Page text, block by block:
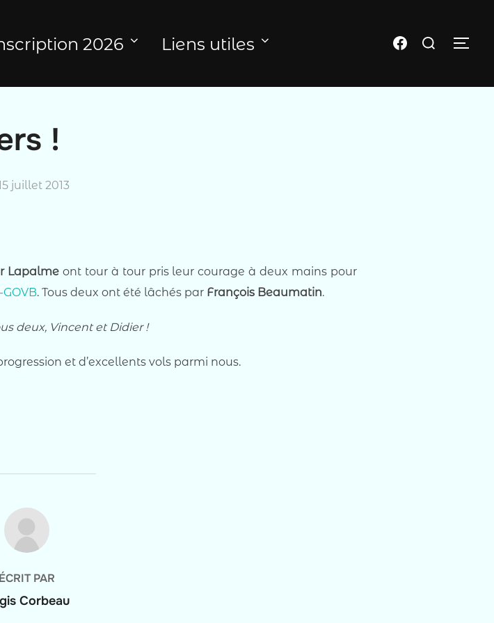
2026 Liens utiles Page FB du clubRechercher :
!
juillet 2013
Lapalme ont tour à tour pris leur courage à deux mains pour
GOVB. Tous deux ont été lâchés par François Beaumatin.
deux, Vincent et Didier !
et d’excellents vols parmi nous.
LA PUBLICATION
ÉCRIT PAR
Corbeau